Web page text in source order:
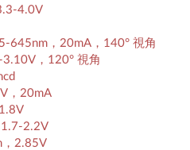
4.0V
645nm，20mA，140° 視角
，120° 視角
，20mA
2.2V
，2.85V